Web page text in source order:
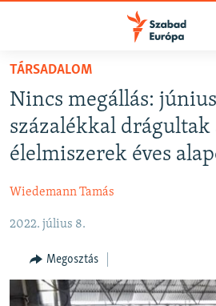
Akadálymentes
Ugrás
fő
oldalra
Ugrás
tartalomjegyzékre
AKTUÁLIS
PODCASTOK
ELEMZŐ
NER15
SZABADON
TÁRSADALOM
TÁRSADALOM
Nincs megállás:
százalékkal drágultak
élelmiszerek éves
Wiedemann Tamás
2022. július 8.
Megosztás
FELIRATKOZÁS